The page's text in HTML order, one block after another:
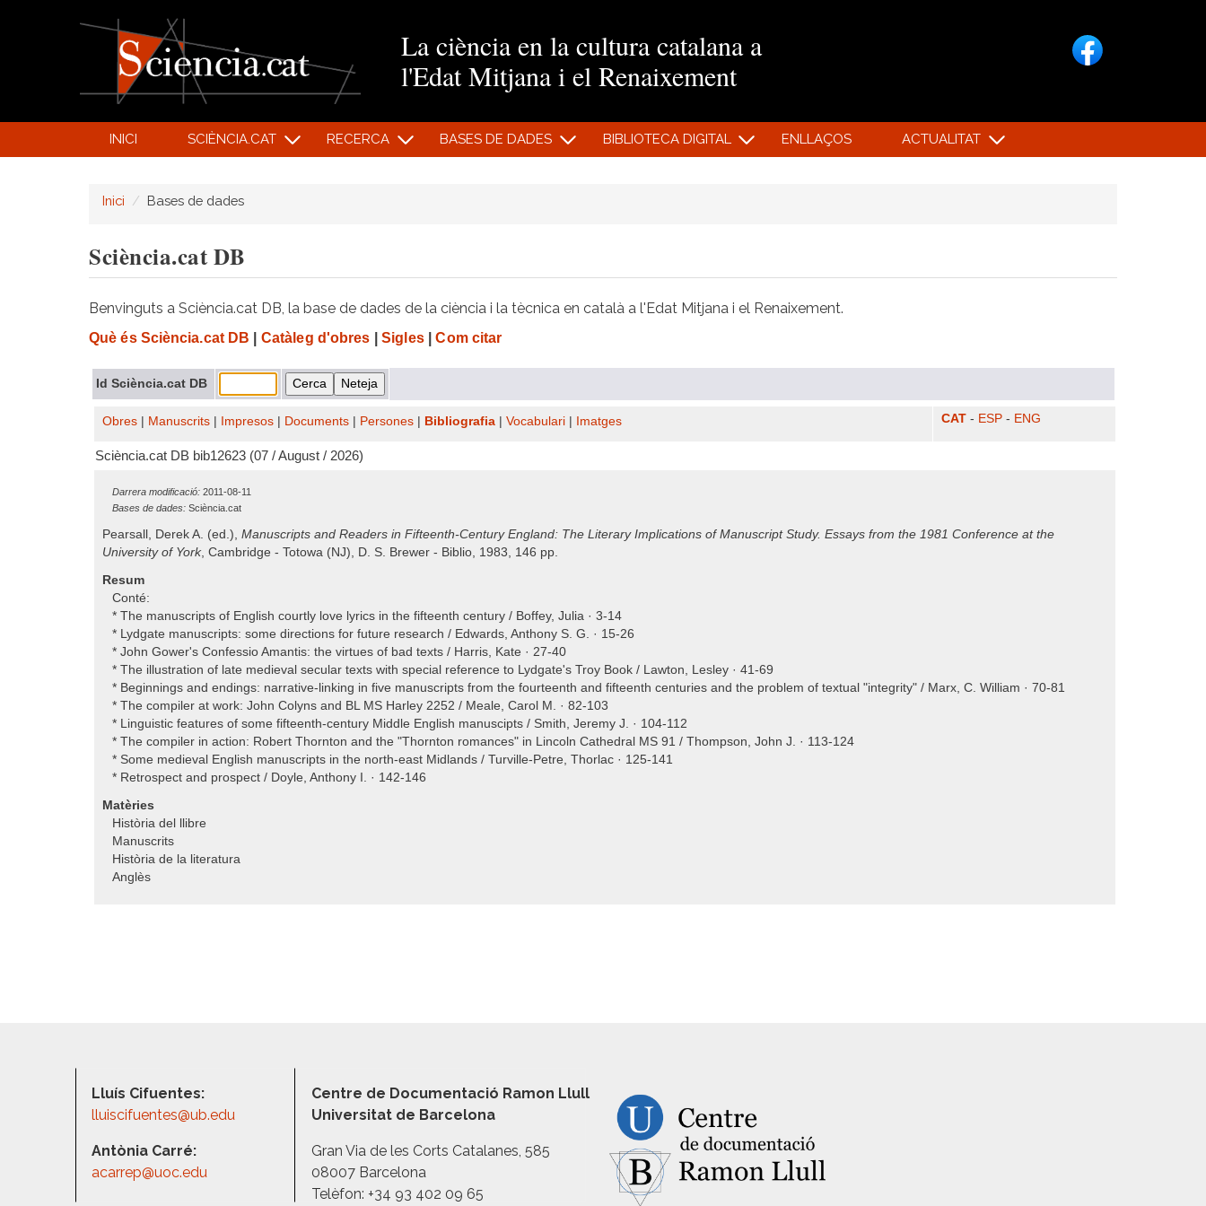
La ciència en la cultura catalana a
l'Edat Mitjana i el Renaixement
INICI SCIÈNCIA.CAT RECERCA BASES DE DADES BIBLIOTECA DIGITAL ENLLAÇOS ACTUALITAT
Inici Bases de dades
Sciència.cat DB
Benvinguts a Sciència.cat DB, la base de dades de la ciència i la tècnica en català a l'Edat Mitjana i el Renaixement.
Què és Sciència.cat DB Catàleg d'obres Sigles| Com citar
Id Sciència.cat DB
Obres Manuscrits Impresos Documents Persones Bibliografia Vocabulari Imatges CAT - ESP - ENG
Sciència.cat DB bib12623 (07 / August / 2026)
Darrera modificació: 2011-08-11
Bases de dades: Sciència.cat
Pearsall, Derek A. (ed.), Manuscripts and Readers in Fifteenth-Century England: The Literary Implications of Manuscript Study. Essays from the 1981 Conference at the
University of York, Cambridge - Totowa (NJ), D. S. Brewer - Biblio, 1983, 146 pp.
Resum
Conté:
* The manuscripts of English courtly love lyrics in the fifteenth century / Boffey, Julia · 3-14
* Lydgate manuscripts: some directions for future research / Edwards, Anthony S. G. · 15-26
* John Gower's Confessio Amantis: the virtues of bad texts / Harris, Kate · 27-40
* The illustration of late medieval secular texts with special reference to Lydgate's Troy Book / Lawton, Lesley · 41-69
* Beginnings and endings: narrative-linking in five manuscripts from the fourteenth and fifteenth centuries and the problem of textual "integrity" / Marx, C. William · 70-81
* The compiler at work: John Colyns and BL MS Harley 2252 / Meale, Carol M. · 82-103
* Linguistic features of some fifteenth-century Middle English manuscipts / Smith, Jeremy J. · 104-112
* The compiler in action: Robert Thornton and the "Thornton romances" in Lincoln Cathedral MS 91 / Thompson, John J. · 113-124
* Some medieval English manuscripts in the north-east Midlands / Turville-Petre, Thorlac · 125-141
* Retrospect and prospect / Doyle, Anthony I. · 142-146
Matèries
Història del llibre
Manuscrits
Història de la literatura
Anglès
Lluís Cifuentes:
lluiscifuentes@ub.edu
Antònia Carré:
acarrep@uoc.edu
Centre de Documentació Ramon Llull
Universitat de Barcelona
Gran Via de les Corts Catalanes, 585
08007 Barcelona
Telèfon: +34 93 402 09 65